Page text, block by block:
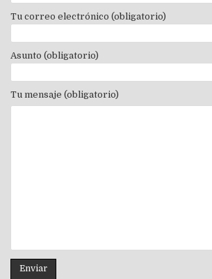
Tu correo electrónico (obligatorio)
Asunto (obligatorio)
Tu mensaje (obligatorio)